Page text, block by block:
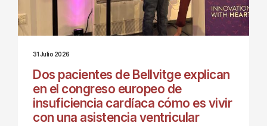
31 Julio 2026
Dos pacientes de Bellvitge explican
en el congreso europeo de
insuficiencia cardíaca cómo es vivir
con una asistencia ventricular